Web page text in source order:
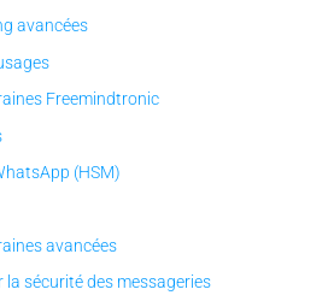
avancées
Freemindtronic
(HSM)
avancées
sécurité des messageries